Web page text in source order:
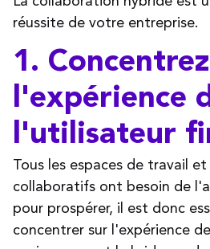
réussite de votre entreprise.
1.
l'expérience
l'utilisateur
Tous les espaces de travail et
collaboratifs ont besoin de
pour prospérer, il est donc
concentrer sur l'expérience